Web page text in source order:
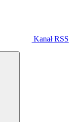
Kanał RSS